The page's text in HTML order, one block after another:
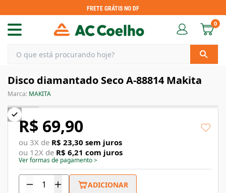
FRETE GRÁTIS NO DF
0
Disco diamantado Seco A-88814 Makita
Marca: MAKITA
R$ 69,90
ou 3X de R$ 23,30 sem juros
ou 12X de R$ 6,21 com juros
Ver formas de pagamento>
ADICIONAR